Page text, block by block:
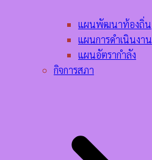
แผนพัฒนาท้องถิ่น
แผนการดำเนินงาน
แผนอัตรากำลัง
กิจการสภา